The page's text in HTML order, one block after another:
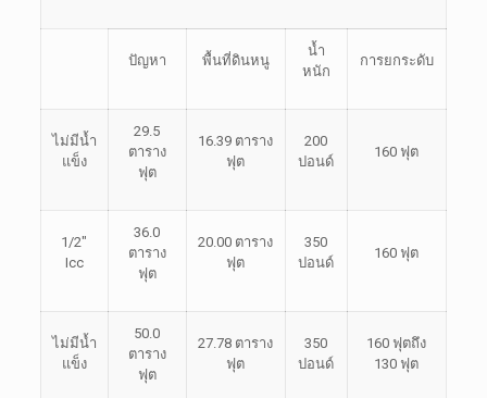
ปัญหา พื้นที่ดินหนู
น้ำ
หนัก
การยกระดับ
ไม่มีน้ำ
แข็ง
29.5
ตาราง
ฟุต
16.39 ตาราง
ฟุต
200
ปอนด์
160 ฟุต
1/2″
Icc
36.0
ตาราง
ฟุต
20.00 ตาราง
ฟุต
350
ปอนด์
160 ฟุต
ไม่มีน้ำ
แข็ง
50.0
ตาราง
ฟุต
27.78 ตาราง
ฟุต
350
ปอนด์
160 ฟุตถึง
130 ฟุต